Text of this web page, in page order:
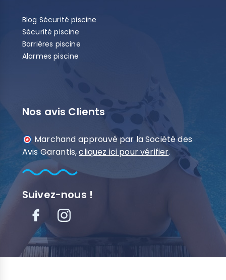
Blog Sécurité piscine
Sécurité piscine
Barrières piscine
Alarmes piscine
Nos avis Clients
Marchand approuvé par la Société des
Avis Garantis,cliquez ici pour vérifier.
Suivez-nous !